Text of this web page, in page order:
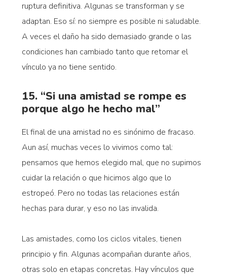
ruptura definitiva. Algunas se transforman y se
adaptan. Eso sí: no siempre es posible ni saludable.
A veces el daño ha sido demasiado grande o las
condiciones han cambiado tanto que retomar el
vínculo ya no tiene sentido.
15. “Si una amistad se rompe es
porque algo he hecho mal”
El final de una amistad no es sinónimo de fracaso.
Aun así, muchas veces lo vivimos como tal:
pensamos que hemos elegido mal, que no supimos
cuidar la relación o que hicimos algo que lo
estropeó. Pero no todas las relaciones están
hechas para durar, y eso no las invalida.
Las amistades, como los ciclos vitales, tienen
principio y fin. Algunas acompañan durante años,
otras solo en etapas concretas. Hay vínculos que